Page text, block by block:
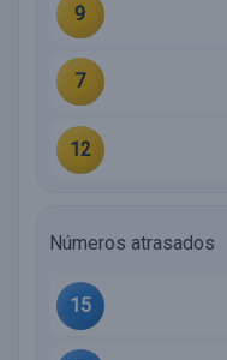
9
7
12
Números atrasados
15